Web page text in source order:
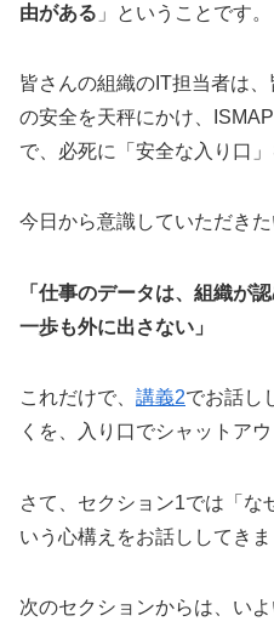
由がある 」ということです。
皆さんの組織のIT担当者は
の安全を天秤にかけ、
で、必死に「安全な入り口」
今日から意識していただき
「仕事のデータは、組織が
一歩も外に出さない」
これだけで、 講義2でお話し
くを、入り口でシャットア
さて、セクション1では「な
いう心構えをお話ししてきま
次のセクションからは、い